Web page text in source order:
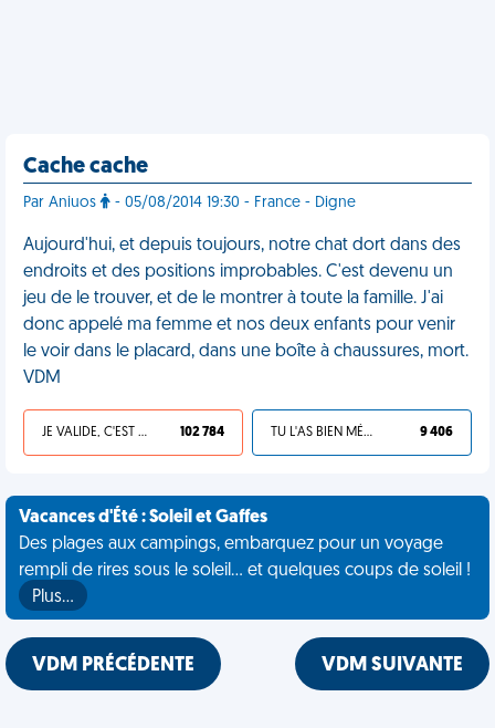
Cache cache
Par Aniuos - 05/08/2014 19:30 - France - Digne
Aujourd'hui, et depuis toujours, notre chat dort dans des
endroits et des positions improbables. C'est devenu un
jeu de le trouver, et de le montrer à toute la famille. J'ai
donc appelé ma femme et nos deux enfants pour venir
le voir dans le placard, dans une boîte à chaussures, mort.
VDM
JE VALIDE, C'EST UNE VDM 102 784 TU L'AS BIEN MÉRITÉ 9 406
Vacances d'Été : Soleil et Gaffes
Des plages aux campings, embarquez pour un voyage
rempli de rires sous le soleil... et quelques coups de soleil !
Plus…
VDM PRÉCÉDENTE VDM SUIVANTE